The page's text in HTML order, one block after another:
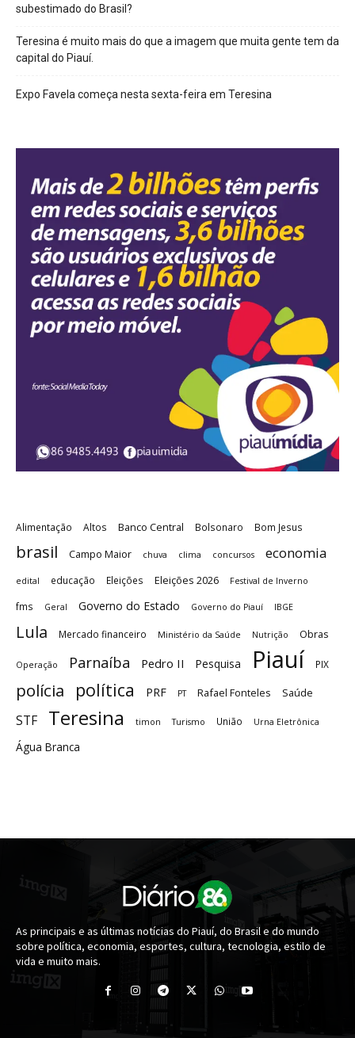
subestimado do Brasil?
Teresina é muito mais do que a imagem que muita gente tem da
capital do Piauí.
Expo Favela começa nesta sexta-feira em Teresina
Alimentação Altos Banco Central Bolsonaro Bom Jesus
brasil Campo Maior chuva clima concursos economia
edital educação Eleições Eleições 2026 Festival de Inverno
fms Geral Governo do Estado Governo do Piauí IBGE
Lula Mercado financeiro Ministério da Saúde Nutrição Obras
Operação Parnaíba Pedro II Pesquisa Piauí PIX
polícia política PRF PT Rafael Fonteles Saúde
STF Teresina timon Turismo União Urna Eletrônica
Água Branca
As principais e as últimas notícias do Piauí, do Brasil e do mundo
sobre política, economia, esportes, cultura, tecnologia, estilo de
vida e muito mais.